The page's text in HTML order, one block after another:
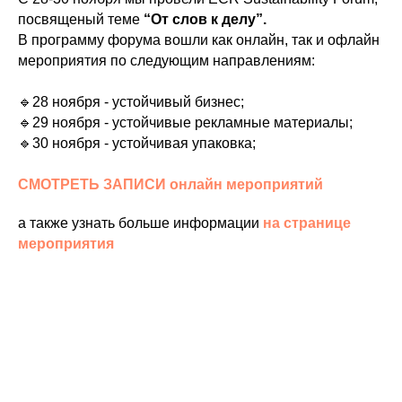
посвященый теме “От слов к делу”.
В программу форума вошли как онлайн, так и офлайн
мероприятия по следующим направлениям:
🔹28 ноября - устойчивый бизнес;
🔹29 ноября - устойчивые рекламные материалы;
🔹30 ноября - устойчивая упаковка;
СМОТРЕТЬ ЗАПИСИ онлайн мероприятий
а также узнать больше информации на странице
мероприятия